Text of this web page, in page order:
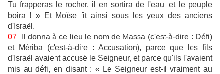
Tu frapperas le rocher, il en sortira de l'eau, et le peuple
boira ! » Et Moïse fit ainsi sous les yeux des anciens
d'Israël.
07
Il donna à ce lieu le nom de Massa (c'est-à-dire : Défi)
et Mériba (c'est-à-dire : Accusation), parce que les fils
d'Israël avaient accusé le Seigneur, et parce qu'ils l'avaient
mis au défi, en disant : « Le Seigneur est-il vraiment au